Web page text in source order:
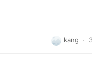
kang ·